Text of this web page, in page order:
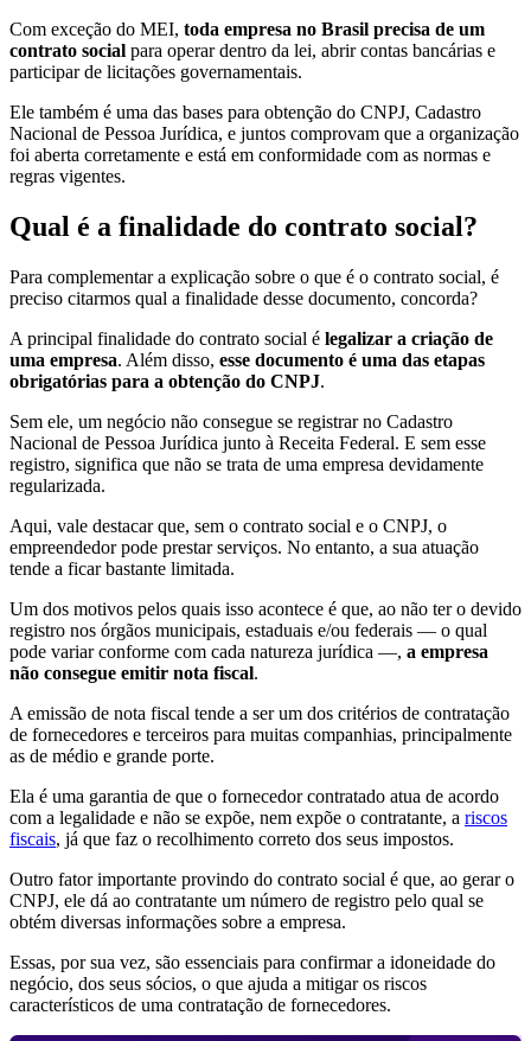
Com exceção do MEI, toda empresa no Brasil precisa de um
contrato social para operar dentro da lei, abrir contas bancárias e
participar de licitações governamentais.
Ele também é uma das bases para obtenção do CNPJ, Cadastro
Nacional de Pessoa Jurídica, e juntos comprovam que a organização
foi aberta corretamente e está em conformidade com as normas e
regras vigentes.
Qual é a finalidade do contrato social?
Para complementar a explicação sobre o que é o contrato social, é
preciso citarmos qual a finalidade desse documento, concorda?
A principal finalidade do contrato social é legalizar a criação de
uma empresa. Além disso, esse documento é uma das etapas
obrigatórias para a obtenção do CNPJ.
Sem ele, um negócio não consegue se registrar no Cadastro
Nacional de Pessoa Jurídica junto à Receita Federal. E sem esse
registro, significa que não se trata de uma empresa devidamente
regularizada.
Aqui, vale destacar que, sem o contrato social e o CNPJ, o
empreendedor pode prestar serviços. No entanto, a sua atuação
tende a ficar bastante limitada.
Um dos motivos pelos quais isso acontece é que, ao não ter o devido
registro nos órgãos municipais, estaduais e/ou federais — o qual
pode variar conforme com cada natureza jurídica —, a empresa
não consegue emitir nota fiscal.
A emissão de nota fiscal tende a ser um dos critérios de contratação
de fornecedores e terceiros para muitas companhias, principalmente
as de médio e grande porte.
Ela é uma garantia de que o fornecedor contratado atua de acordo
com a legalidade e não se expõe, nem expõe o contratante, a riscos
fiscais, já que faz o recolhimento correto dos seus impostos.
Outro fator importante provindo do contrato social é que, ao gerar o
CNPJ, ele dá ao contratante um número de registro pelo qual se
obtém diversas informações sobre a empresa.
Essas, por sua vez, são essenciais para confirmar a idoneidade do
negócio, dos seus sócios, o que ajuda a mitigar os riscos
característicos de uma contratação de fornecedores.